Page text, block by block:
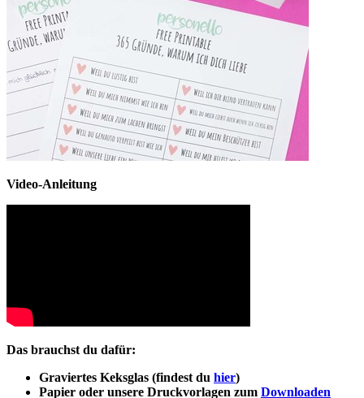
Video-Anleitung
Das brauchst du dafür:
Graviertes Keksglas (findest du hier)
Papier oder unsere Druckvorlagen zum Downloaden